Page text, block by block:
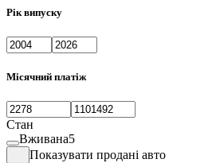
Рік випуску
Місячний платіж
Стан
Вживана5
Показувати продані авто